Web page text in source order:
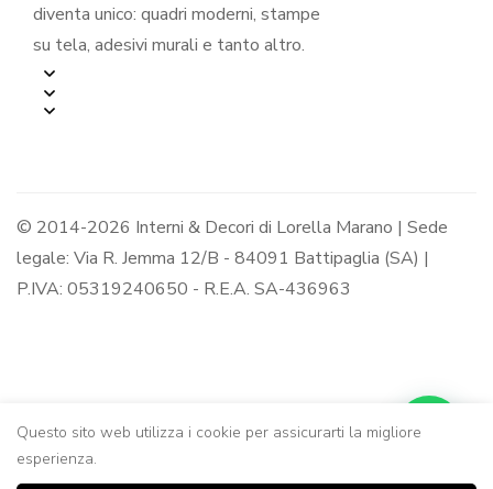
diventa unico: quadri moderni, stampe
su tela, adesivi murali e tanto altro.
© 2014-2026 Interni & Decori di Lorella Marano | Sede
legale: Via R. Jemma 12/B - 84091 Battipaglia (SA) |
P.IVA: 05319240650 - R.E.A. SA-436963
Questo sito web utilizza i cookie per assicurarti la migliore
esperienza.